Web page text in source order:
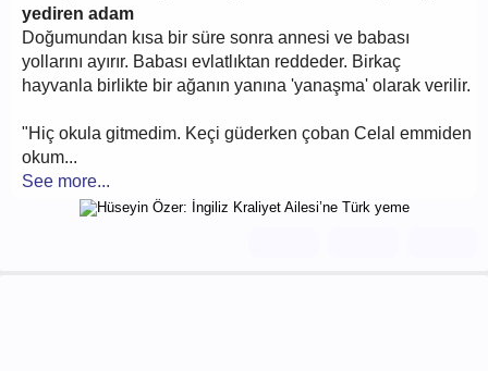
yediren adam
Doğumundan kısa bir süre sonra annesi ve babası
yollarını ayırır. Babası evlatlıktan reddeder. Birkaç
hayvanla birlikte bir ağanın yanına 'yanaşma' olarak verilir.
"Hiç okula gitmedim. Keçi güderken çoban Celal emmiden
okum...
See more...